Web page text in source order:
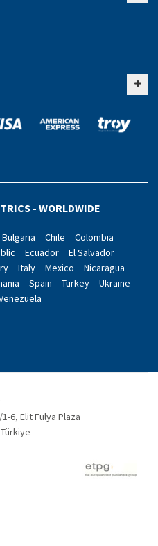
- WORLDWIDE
Bulgaria Chile
Colombia
Ecuador
El Salvador
Italy Mexico
Nicaragua
Spain Turkey
Ukraine
6, Elit Fulya Plaza